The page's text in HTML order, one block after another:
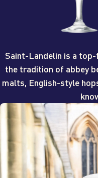
Saint-Landelin is a
the tradition of abbey
malts, English-style